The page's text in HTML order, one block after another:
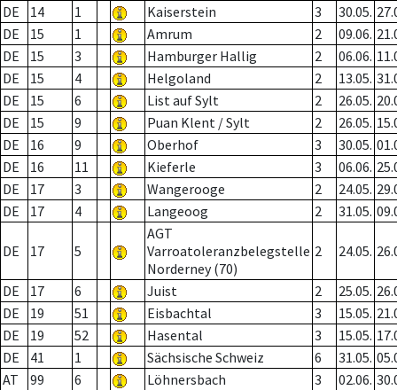
DE
14 1 Kaiserstein 3 30.05.
DE
15 1 Amrum 2 09.06.
DE
15 3 Hamburger Hallig 2 06.06.
DE
15 4 Helgoland 2 13.05.
DE
15 6 List auf Sylt 2 26.05.
DE
15 9 Puan Klent / Sylt 2 26.05.
DE
16 9 Oberhof 3 30.05.
DE
16 11 Kieferle 3 06.06.
DE
17 3 Wangerooge 2 24.05.
DE
17 4 Langeoog 2 31.05.
DE 17 5
AGT
Varroatoleranzbelegstelle
Norderney (70)
2 24.05.
DE 17 6 Juist 2 25.05.
DE
19 51 Eisbachtal 3 15.05.
DE
19 52 Hasental 3 15.05.
DE
41 1 Sächsische Schweiz 6 31.05.
AT
99 6 Löhnersbach 3 02.06.